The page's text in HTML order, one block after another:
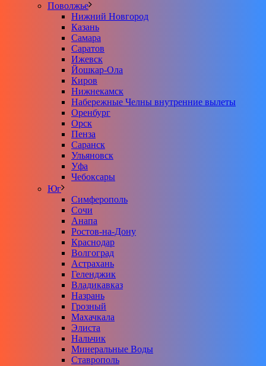
Поволжье
Нижний Новгород
Казань
Самара
Саратов
Ижевск
Йошкар-Ола
Киров
Нижнекамск
Набережные Челны внутренние вылеты
Оренбург
Орск
Пенза
Саранск
Ульяновск
Уфа
Чебоксары
Юг
Симферополь
Сочи
Анапа
Ростов-на-Дону
Краснодар
Волгоград
Астрахань
Геленджик
Владикавказ
Назрань
Грозный
Махачкала
Элиста
Нальчик
Минеральные Воды
Ставрополь